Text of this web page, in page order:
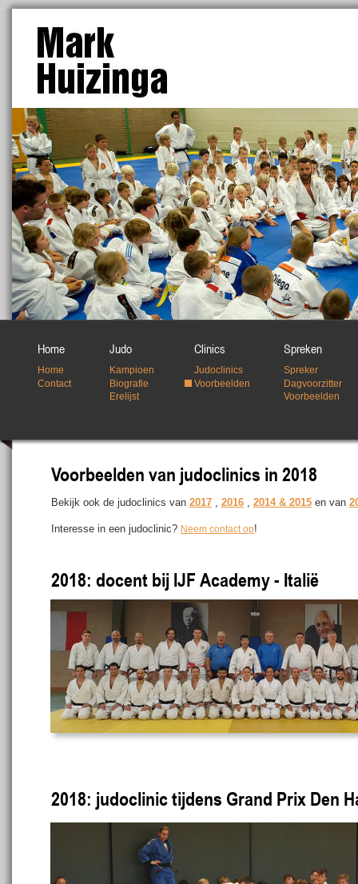
Voorbeelden van judoclinics in 2018
Bekijk ook de judoclinics van 2017 , 2016 , 2014 & 2015 en van
Interesse in een judoclinic? Neem contact op!
2018: docent bij IJF Academy - Italië
2018: judoclinic tijdens Grand Prix Den
Judo
Kampioen
Biografie
Erelijst
Spreken
Spreker
Dagvoorzitter
Voorbeelden
Home
Home
Contact
Clinics
Judoclinics
Voorbeelden